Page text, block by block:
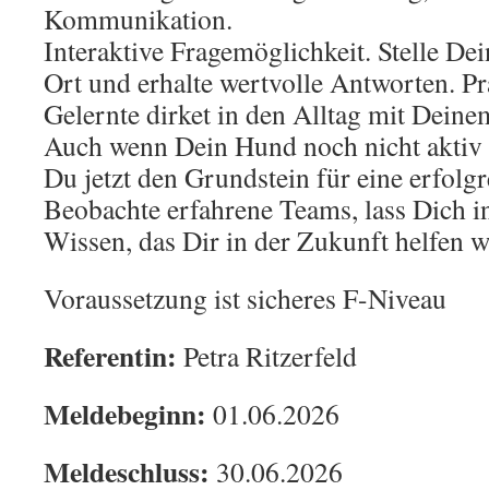
Kommunikation.
Interaktive Fragemöglichkeit. Stelle
Ort und erhalte wertvolle Antworten.
Gelernte dirket in den Alltag mit
Auch wenn Dein Hund noch nicht
Du jetzt den Grundstein für eine
Beobachte erfahrene Teams, lass Dich
Wissen, das Dir in der Zukunft helfen
Voraussetzung ist sicheres F-Niveau
Referentin: Petra Ritzerfeld
Meldebeginn: 01.06.2026
Meldeschluss: 30.06.2026